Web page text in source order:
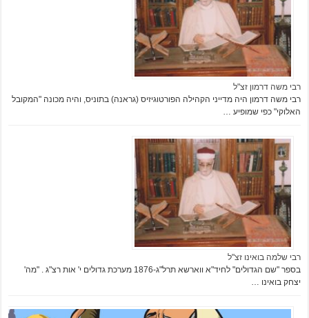
רבי משה דרמון זצ"ל
רבי משה דרמון היה מדייני הקהילה הפורטוגיזיס (גראנה) בתוניס, והיה מכונה "המקובל
האלוקי" כפי שמופיע …
רבי שלמה בואינו זצ"ל
בספר "שם הגדולים" לחיד"א ווארשא תרל"ג-1876 מערכת גדולים י' אות רצ"ג . "מה'
יצחק בואינו …